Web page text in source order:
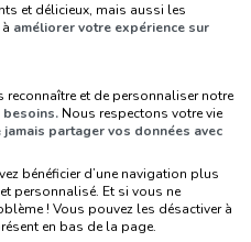
d’astuces !
et délicieux, mais aussi les
améliorer votre expérience sur
et de personnaliser notre
besoins. Nous respectons votre vie
partager vos données avec
bénéficier d’une navigation plus
personnalisé. Et si vous ne
! Vous pouvez les désactiver à
en bas de la page.